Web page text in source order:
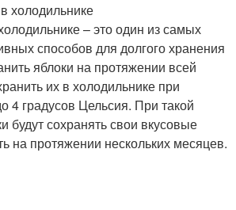
холодильнике
– это один из самых
способов для долгого хранения
яблоки на протяжении всей
их в холодильнике при
4 градусов Цельсия. При такой
будут сохранять свои вкусовые
на протяжении нескольких месяцев.